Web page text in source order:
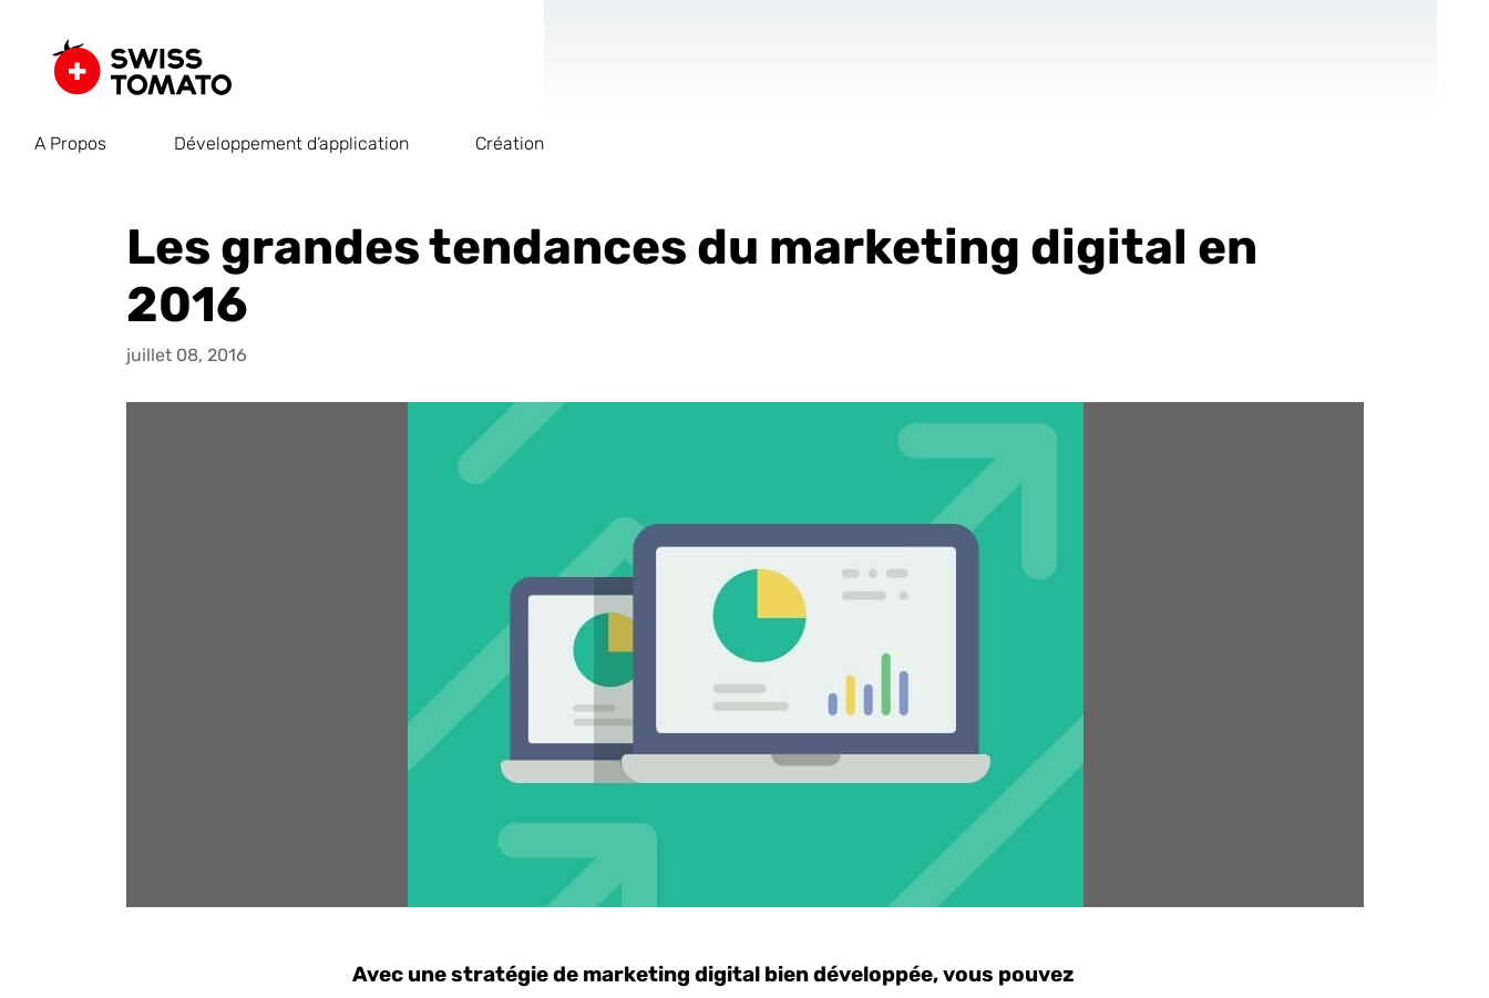
A Propos Développement d’application Création
Les grandes tendances du marketing digital en
2016
juillet 08, 2016
Avec une stratégie de marketing digital bien développée, vous pouvez